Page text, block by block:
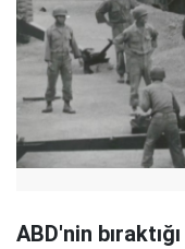
ABD'nin